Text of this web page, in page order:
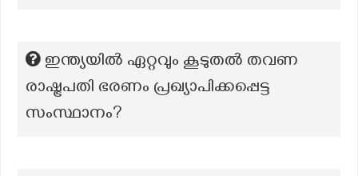
ഇന്ത്യയിൽ ഏറ്റവും കൂടുതൽ തവണ
രാഷ്ട്രപതി ഭരണം പ്രഖ്യാപിക്കപ്പെട്ട
സംസ്ഥാനം?